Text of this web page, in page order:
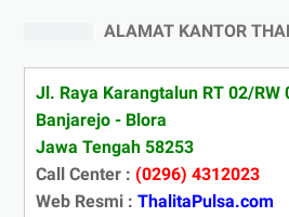
ALAMAT KANTOR
Jl. Raya Karangtalun RT 02/RW
Banjarejo - Blora
Jawa Tengah 58253
Call Center : (0296) 4312023
Web Resmi : ThalitaPulsa.com